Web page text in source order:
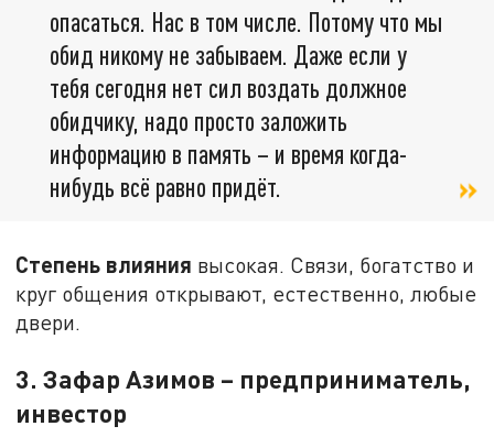
опасаться. Нас в том числе. Потому что мы
обид никому не забываем. Даже если у
тебя сегодня нет сил воздать должное
обидчику, надо просто заложить
информацию в память – и время когда-
нибудь всё равно придёт.
Степень влияния высокая. Связи, богатство и
круг общения открывают, естественно, любые
двери.
3. Зафар Азимов – предприниматель,
инвестор